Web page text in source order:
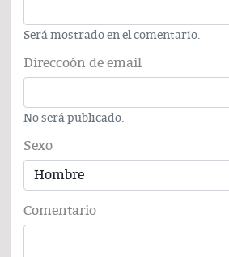
Será mostrado en el comentario.
Direccoón de email
No será publicado.
Sexo
Comentario